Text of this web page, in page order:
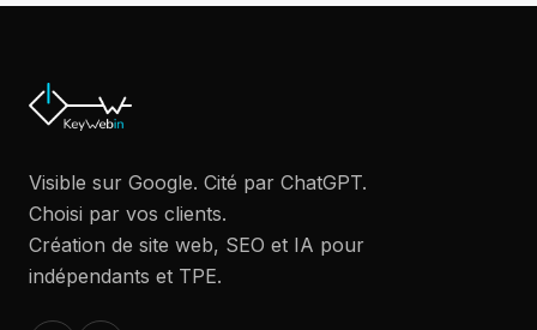
Visible sur Google. Cité par ChatGPT.
Choisi par vos clients.
Création de site web, SEO et IA pour
indépendants et TPE.